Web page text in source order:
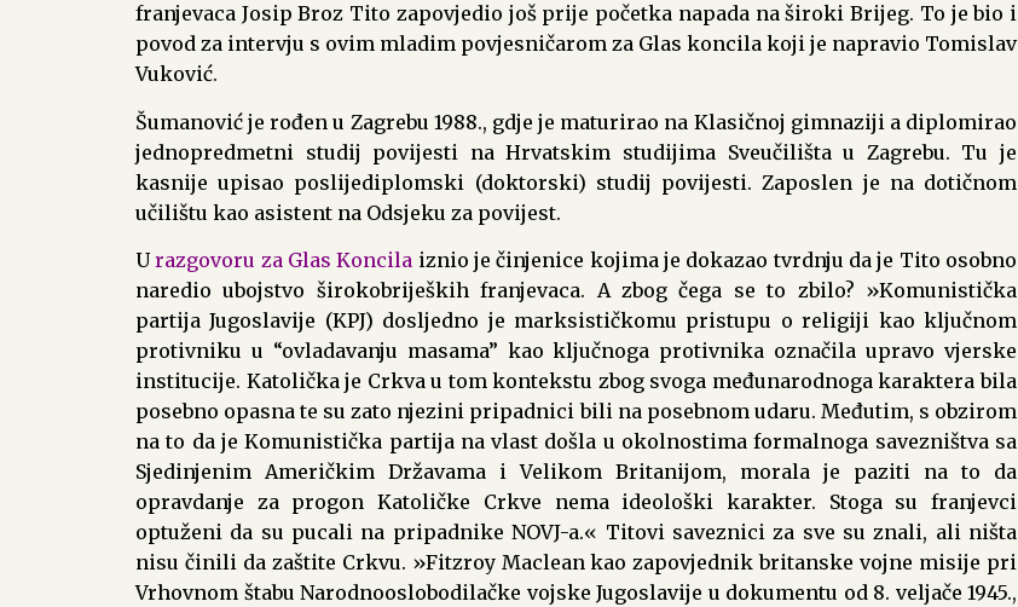
franjevaca Josip Broz Tito zapovjedio još prije početka napada na široki Brijeg. To je bio i
povod za intervju s ovim mladim povjesničarom za Glas koncila koji je napravio Tomislav
Vuković.
Šumanović je rođen u Zagrebu 1988., gdje je maturirao na Klasičnoj gimnaziji a diplomirao
jednopredmetni studij povijesti na Hrvatskim studijima Sveučilišta u Zagrebu. Tu je
kasnije upisao poslijediplomski (doktorski) studij povijesti. Zaposlen je na dotičnom
učilištu kao asistent na Odsjeku za povijest.
Urazgovoru za Glas Koncila iznio je činjenice kojima je dokazao tvrdnju da je Tito osobno
naredio ubojstvo širokobrijeških franjevaca. A zbog čega se to zbilo? »Komunistička
partija Jugoslavije (KPJ) dosljedno je marksističkomu pristupu o religiji kao ključnom
protivniku u “ovladavanju masama” kao ključnoga protivnika označila upravo vjerske
institucije. Katolička je Crkva u tom kontekstu zbog svoga međunarodnoga karaktera bila
posebno opasna te su zato njezini pripadnici bili na posebnom udaru. Međutim, s obzirom
na to da je Komunistička partija na vlast došla u okolnostima formalnoga savezništva sa
Sjedinjenim Američkim Državama i Velikom Britanijom, morala je paziti na to da
opravdanje za progon Katoličke Crkve nema ideološki karakter. Stoga su franjevci
optuženi da su pucali na pripadnike NOVJ-a.« Titovi saveznici za sve su znali, ali ništa
nisu činili da zaštite Crkvu. »Fitzroy Maclean kao zapovjednik britanske vojne misije pri
Vrhovnom štabu Narodnooslobodilačke vojske Jugoslavije u dokumentu od 8. veljače 1945.,